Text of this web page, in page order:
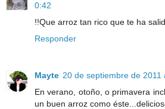
0:42
!!Que arroz tan rico que te ha
Responder
Mayte 20 de septiembre de 2011
En verano, otoño, o primavera
un buen arroz como